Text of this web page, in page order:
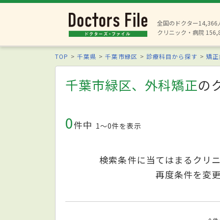
全国のドクター14,366
クリニック・病院
TOP 千葉県 千葉市緑区 診療科目から探す 矯
千葉市緑区、外科矯正の
0件中 1〜0件を表示
検索条件に当てはまるクリ
再度条件を変